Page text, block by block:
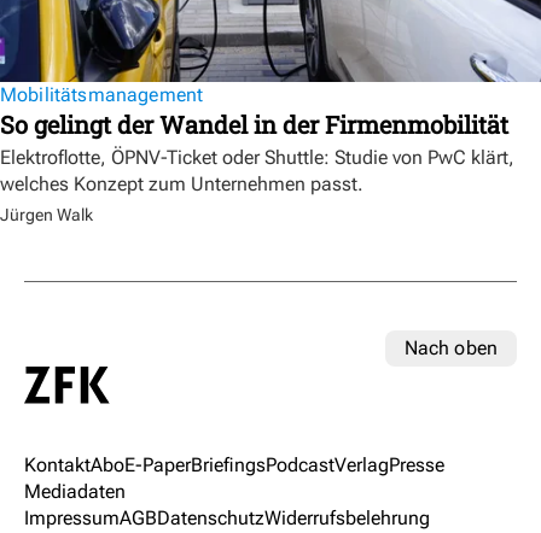
Mobilitätsmanagement
So gelingt der Wandel in der Firmenmobilität
Elektroflotte, ÖPNV-Ticket oder Shuttle: Studie von PwC klärt,
welches Konzept zum Unternehmen passt.
Jürgen Walk
Nach oben
KontaktAboE-PaperBriefingsPodcastVerlagPresse
Mediadaten
ImpressumAGBDatenschutzWiderrufsbelehrung